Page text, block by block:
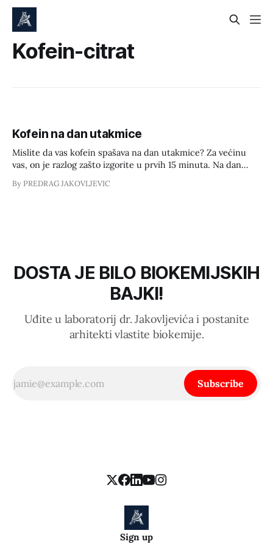
Kofein-citrat
Kofein na dan utakmice
Mislite da vas kofein spašava na dan utakmice? Za većinu
vas, on je razlog zašto izgorite u prvih 15 minuta. Na dan
dozirati ili samo prepisujete s Instagrama. Što se zapravo
By PREDRAG JAKOVLJEVIC
DOSTA JE BILO BIOKEMIJSKIH
BAJKI!
Uđite u laboratorij dr. Jakovljevića i postanite
arhitekti vlastite biokemije.
Subscribe
Sign up